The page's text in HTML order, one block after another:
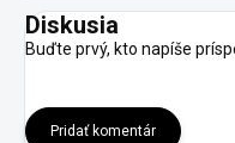
Diskusia
Buďte prvý, kto napíše
Pridať komentár